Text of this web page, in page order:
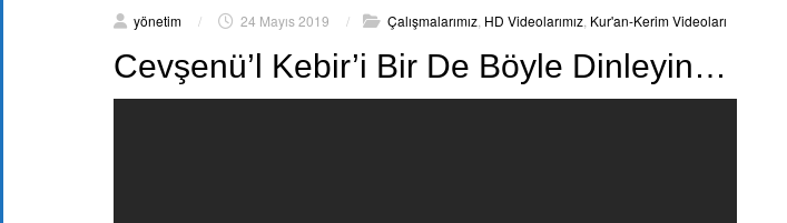
yönetim / 24 Mayıs 2019 / Çalışmalarımız HD Videolarımız Kur'an-Kerim Videoları
Cevşenü’l Kebir’i Bir De Böyle Dinleyin…